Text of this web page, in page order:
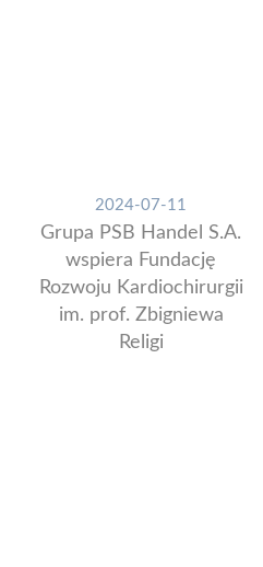
2024-07-11
Grupa PSB Handel S.A.
wspiera Fundację
Rozwoju Kardiochirurgii
im. prof. Zbigniewa
Religi